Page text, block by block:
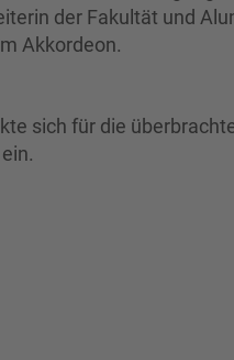
der Fakultät und
Akkordeon.
sich für die